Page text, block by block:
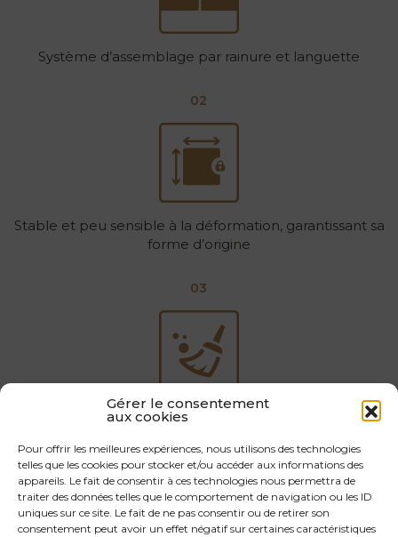
Gérer le consentement
aux cookies
Pour offrir les meilleures expériences, nous utilisons des technologies
telles que les cookies pour stocker et/ou accéder aux informations des
appareils. Le fait de consentir à ces technologies nous permettra de
traiter des données telles que le comportement de navigation ou les ID
uniques sur ce site. Le fait de ne pas consentir ou de retirer son
consentement peut avoir un effet négatif sur certaines caractéristiques
Système d’assemblage par rainure et languette
02
Stable et peu sensible à la déformation, garantissant sa
forme d’origine
03
Facile d’entretien
04